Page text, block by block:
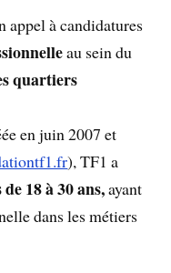
appel à candidatures
au sein du
quartiers
en juin 2007 et
), TF1 a
18 à 30 ans,ayant
dans les métiers